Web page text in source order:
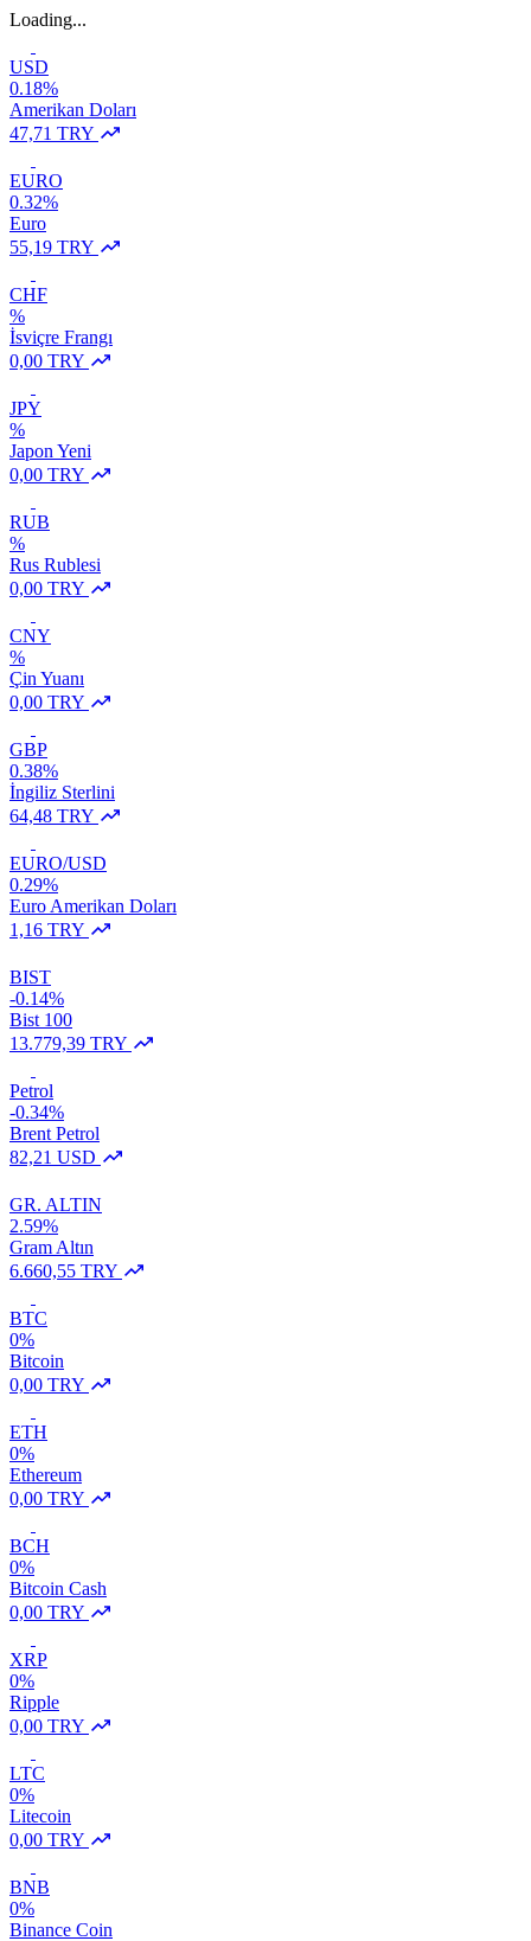
Loading...
USD
0.18%
Amerikan Doları
47,71 TRY
EURO
0.32%
Euro
55,19 TRY
CHF
%
İsviçre Frangı
0,00 TRY
JPY
%
Japon Yeni
0,00 TRY
RUB
%
Rus Rublesi
0,00 TRY
CNY
%
Çin Yuanı
0,00 TRY
GBP
0.38%
İngiliz Sterlini
64,48 TRY
EURO/USD
0.29%
Euro Amerikan Doları
1,16 TRY
BIST
-0.14%
Bist 100
13.779,39 TRY
Petrol
-0.34%
Brent Petrol
82,21 USD
GR. ALTIN
2.59%
Gram Altın
6.660,55 TRY
BTC
0%
Bitcoin
0,00 TRY
ETH
0%
Ethereum
0,00 TRY
BCH
0%
Bitcoin Cash
0,00 TRY
XRP
0%
Ripple
0,00 TRY
LTC
0%
Litecoin
0,00 TRY
BNB
0%
Binance Coin